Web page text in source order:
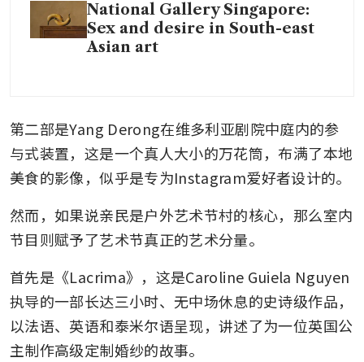
National Gallery Singapore:
Sex and desire in South-east
Asian art
第二部是Yang Derong在维多利亚剧院中庭内的参
与式装置，这是一个真人大小的万花筒，布满了本地
美食的影像，似乎是专为Instagram爱好者设计的。
然而，如果说亲民是户外艺术节村的核心，那么室内
节目则赋予了艺术节真正的艺术分量。
首先是《Lacrima》，这是Caroline Guiela Nguyen
执导的一部长达三小时、无中场休息的史诗级作品，
以法语、英语和泰米尔语呈现，讲述了为一位英国公
主制作高级定制婚纱的故事。